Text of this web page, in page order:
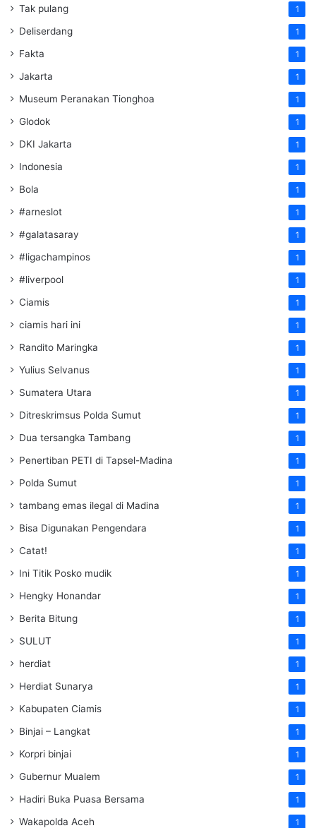
Tak pulang 1
Deliserdang 1
Fakta 1
Jakarta 1
Museum Peranakan Tionghoa 1
Glodok 1
DKI Jakarta 1
Indonesia 1
Bola 1
#arneslot 1
#galatasaray 1
#ligachampinos 1
#liverpool 1
Ciamis 1
ciamis hari ini 1
Randito Maringka 1
Yulius Selvanus 1
Sumatera Utara 1
Ditreskrimsus Polda Sumut 1
Dua tersangka Tambang 1
Penertiban PETI di Tapsel-Madina 1
Polda Sumut 1
tambang emas ilegal di Madina 1
Bisa Digunakan Pengendara 1
Catat! 1
Ini Titik Posko mudik 1
Hengky Honandar 1
Berita Bitung 1
SULUT 1
herdiat 1
Herdiat Sunarya 1
Kabupaten Ciamis 1
Binjai – Langkat 1
Korpri binjai 1
Gubernur Mualem 1
Hadiri Buka Puasa Bersama 1
Wakapolda Aceh 1